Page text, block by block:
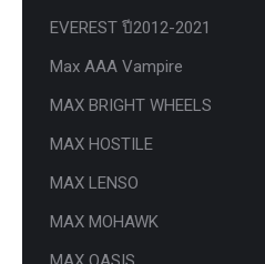
EVEREST ปี2012-2021
Max AAA Vampire
MAX BRIGHT WHEELS
MAX HOSTILE
MAX LENSO
MAX MOHAWK